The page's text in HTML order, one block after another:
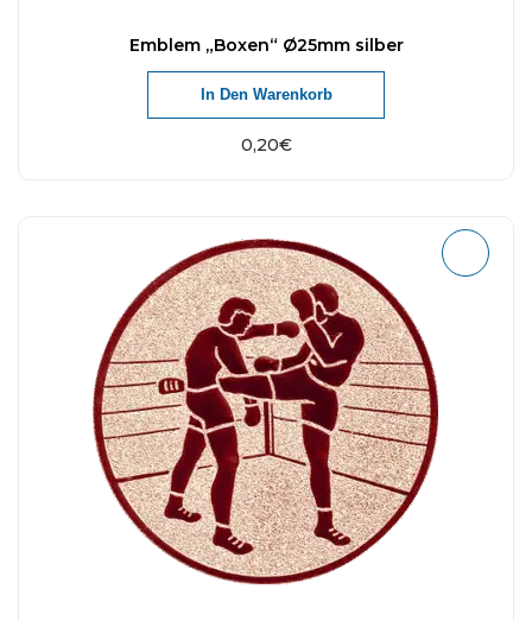
Emblem „Boxen“ Ø25mm silber
0,20€
In Den Warenkorb